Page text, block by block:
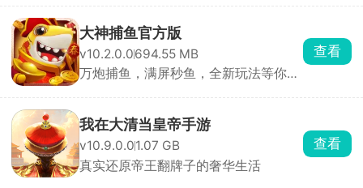
大神捕鱼官方版
v10.2.0.0694.55 MB
万炮捕鱼，满屏秒鱼，全新玩法等你轻
查看
我在大清当皇帝手游
v10.9.0.01.07 GB
真实还原帝王翻牌子的奢华生活
查看